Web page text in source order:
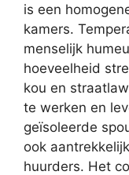
is een
kamers.
menselijk
hoeveelheid
kou en
te werken en
geïsoleerde
ook
huurders. Het